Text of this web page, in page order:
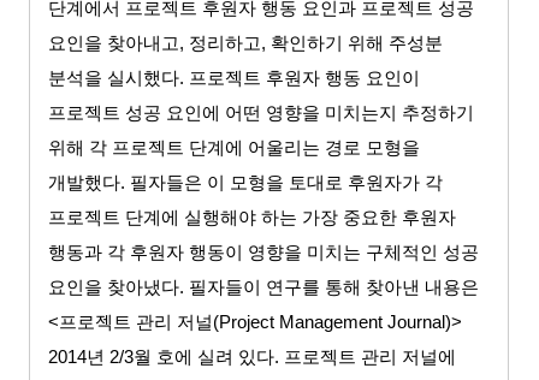
단계에서 프로젝트 후원자 행동 요인과 프로젝트 성공
요인을 찾아내고, 정리하고, 확인하기 위해 주성분
분석을 실시했다. 프로젝트 후원자 행동 요인이
프로젝트 성공 요인에 어떤 영향을 미치는지 추정하기
위해 각 프로젝트 단계에 어울리는 경로 모형을
개발했다. 필자들은 이 모형을 토대로 후원자가 각
프로젝트 단계에 실행해야 하는 가장 중요한 후원자
행동과 각 후원자 행동이 영향을 미치는 구체적인 성공
요인을 찾아냈다. 필자들이 연구를 통해 찾아낸 내용은
<프로젝트 관리 저널(Project Management Journal)>
2014년 2/3월 호에 실려 있다. 프로젝트 관리 저널에